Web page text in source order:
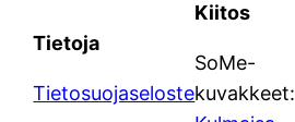
Tietoja
Tietosuojaseloste
Kiitos
SoMe-
kuvakkeet: